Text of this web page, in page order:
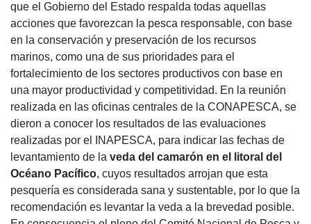
que el Gobierno del Estado respalda todas aquellas
acciones que favorezcan la pesca responsable, con base
en la conservación y preservación de los recursos
marinos, como una de sus prioridades para el
fortalecimiento de los sectores productivos con base en
una mayor productividad y competitividad. En la reunión
realizada en las oficinas centrales de la CONAPESCA, se
dieron a conocer los resultados de las evaluaciones
realizadas por el INAPESCA, para indicar las fechas de
levantamiento de la veda del camarón en el litoral del
Océano Pacífico, cuyos resultados arrojan que esta
pesquería es considerada sana y sustentable, por lo que la
recomendación es levantar la veda a la brevedad posible.